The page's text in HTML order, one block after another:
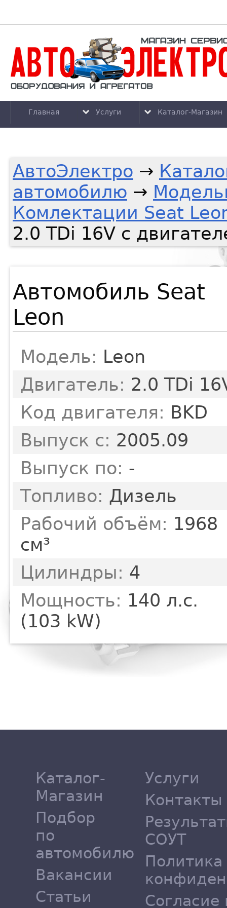
Главная Услуги Каталог-Магазин
АвтоЭлектро →
автомобилю →
Комлектации Seat
2.0 TDi 16V с
Автомобиль Seat
Leon
Модель: Leon
Двигатель: 2.0 TDi
Код двигателя: BKD
Выпуск с: 2005.09
Выпуск по: -
Топливо: Дизель
Рабочий объём: 1968
см³
Цилиндры: 4
Мощность: 140 л.с.
(103 kW)
Каталог-
Магазин
Подбор
по
автомобилю
Вакансии
Статьи
Услуги
Контакты
СОУТ
Политика
Согласие